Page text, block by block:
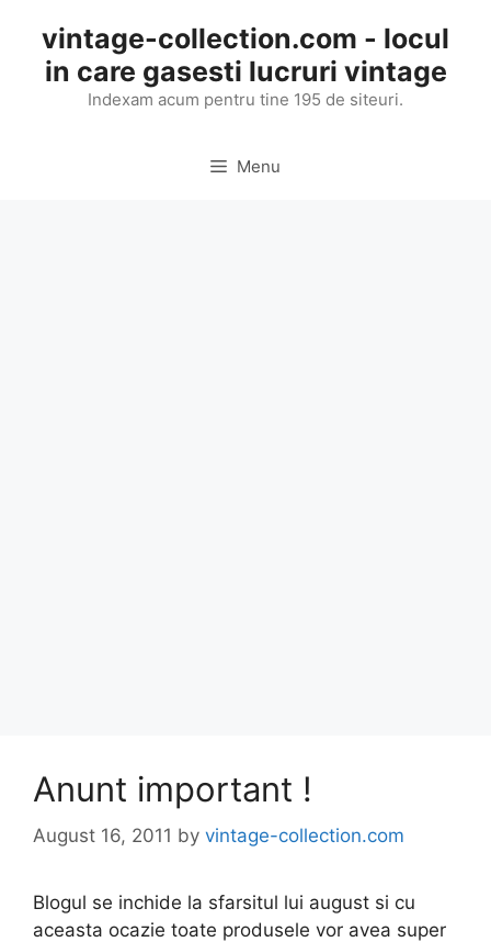
content
vintage-collection.com - locul
in care gasesti lucruri vintage
Indexam acum pentru tine 195 de siteuri.
Menu
Anunt important !
August 16, 2011 by vintage-collection.com
Blogul se inchide la sfarsitul lui august si cu
aceasta ocazie toate produsele vor avea super